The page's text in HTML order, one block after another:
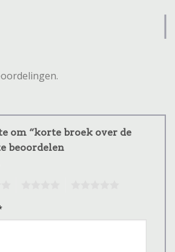
om “korte broek over de
beoordelen